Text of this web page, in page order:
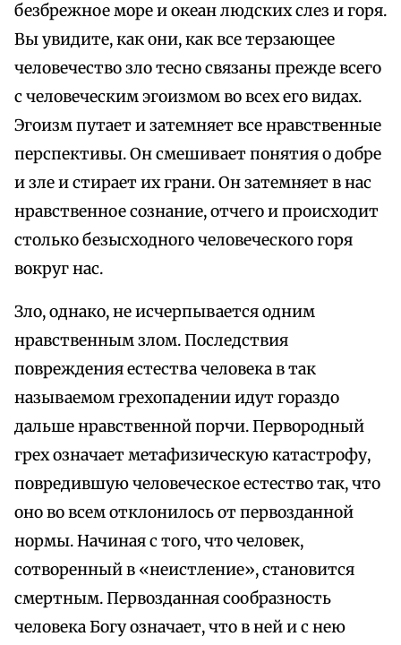
безбрежное море и океан людских слез и горя.
Вы увидите, как они, как все терзающее
человечество зло тесно связаны прежде всего
с человеческим эгоизмом во всех его видах.
Эгоизм путает и затемняет все нравственные
перспективы. Он смешивает понятия о добре
и зле и стирает их грани. Он затемняет в нас
нравственное сознание, отчего и происходит
столько безысходного человеческого горя
вокруг нас.
Зло, однако, не исчерпывается одним
нравственным злом. Последствия
повреждения естества человека в так
называемом грехопадении идут гораздо
дальше нравственной порчи. Первородный
грех означает метафизическую катастрофу,
повредившую человеческое естество так, что
оно во всем отклонилось от первозданной
нормы. Начиная с того, что человек,
сотворенный в «неистление», становится
смертным. Первозданная сообразность
человека Богу означает, что в ней и с нею